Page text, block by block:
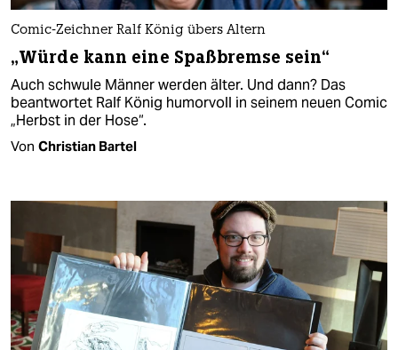
Comic-Zeichner Ralf König übers Altern
„Würde kann eine Spaßbremse sein“
Auch schwule Männer werden älter. Und dann? Das
beantwortet Ralf König humorvoll in seinem neuen Comic
„Herbst in der Hose“.
Von Christian Bartel